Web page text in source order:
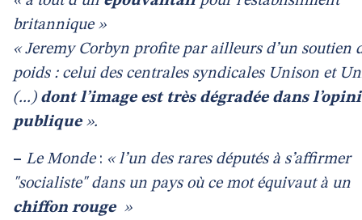
britannique »
« Jeremy Corbyn profite par ailleurs d’un soutien
poids : celui des centrales syndicales Unison et
(...) dont l’image est très dégradée dans
publique».
– Le Monde: « l’un des rares députés à s’affirmer
"socialiste" dans un pays où ce mot équivaut à un
chiffon rouge »